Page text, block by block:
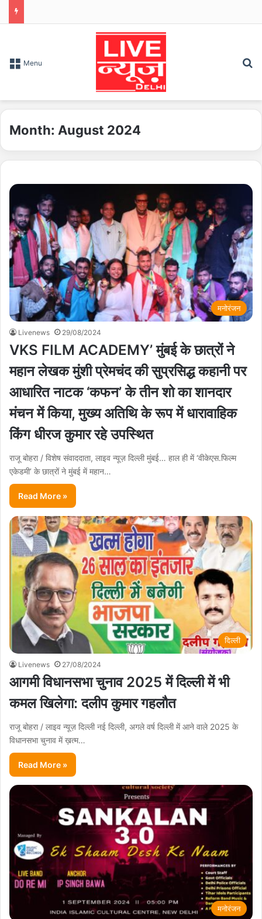
Menu
Month: August 2024
मनोरंजन
Livenews 29/08/2024
VKS FILM ACADEMY’ मुंबई के छात्रों ने
महान लेखक मुंशी प्रेमचंद की सुप्रसिद्ध कहानी पर
आधारित नाटक ‘कफन’ के तीन शो का शानदार
मंचन में किया, मुख्य अतिथि के रूप में धारावाहिक
किंग धीरज कुमार रहे उपस्थित
राजू बोहरा / विशेष संवाददाता, लाइव न्यूज़ दिल्ली मुंबई… हाल ही में ‘वीकेएस.फिल्म
एकेडमी’ के छात्रों ने मुंबई में महान…
Read More »
दिल्ली
Livenews 27/08/2024
आगमी विधानसभा चुनाव 2025 में दिल्ली में भी
कमल खिलेगा: दलीप कुमार गहलौत
राजू बोहरा / लाइव न्यूज़ दिल्ली नई दिल्ली, अगले वर्ष दिल्ली में आने वाले 2025 के
विधानसभा चुनाव में ख़त्म…
Read More »
मनोरंजन